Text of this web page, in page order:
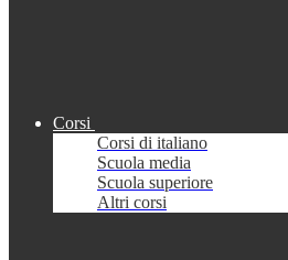
Corsi
Corsi di italiano
Scuola media
Scuola superiore
Altri corsi